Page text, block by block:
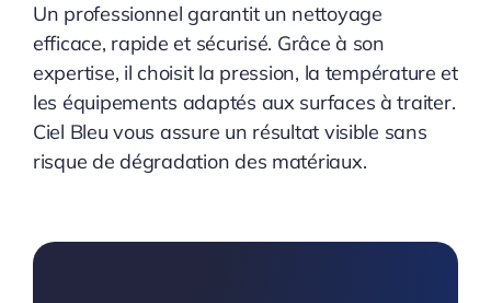
Un professionnel garantit un nettoyage
efficace, rapide et sécurisé. Grâce à son
expertise, il choisit la pression, la température et
les équipements adaptés aux surfaces à traiter.
Ciel Bleu vous assure un résultat visible sans
risque de dégradation des matériaux.